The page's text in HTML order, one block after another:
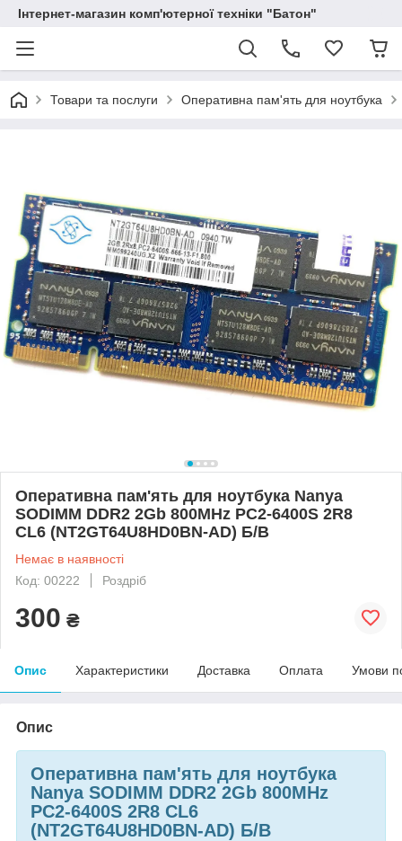
Інтернет-магазин комп'ютерної техніки "Батон"
Товари та послуги Оперативна пам'ять для ноутбука
Оперативна пам'ять для ноутбука Nanya
SODIMM DDR2 2Gb 800MHz PC2-6400S 2R8
CL6 (NT2GT64U8HD0BN-AD) Б/В
Немає в наявності
Код: 00222
Роздріб
300 ₴
Опис Характеристики Доставка Оплата Умови
Опис
Оперативна пам'ять для ноутбука
Nanya SODIMM DDR2 2Gb 800MHz
PC2-6400S 2R8 CL6
(NT2GT64U8HD0BN-AD) Б/В